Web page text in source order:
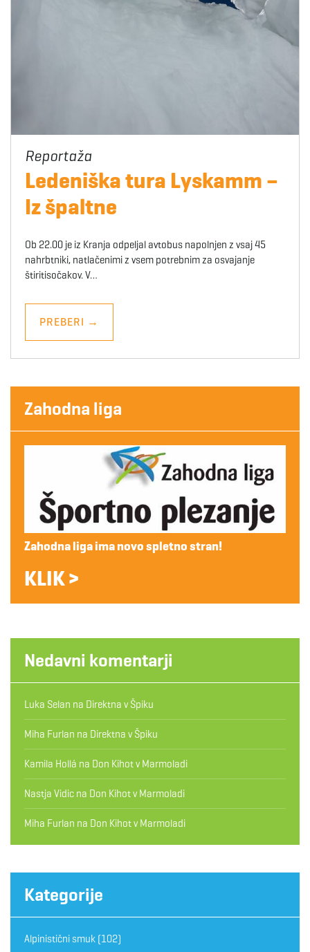
Ledeniška tura Lyskamm –
Iz špaltne
Ob 22.00 je iz Kranja odpeljal avtobus napolnjen z vsaj 45
nahrbtniki, natlačenimi z vsem potrebnim za osvajanje
štiritisočakov. V…
PREBERI →
Zahodna liga
Zahodna liga ima novo spletno stran!
KLIK >
Nedavni komentarji
Luka Selan na Direktna v Špiku
Miha Furlan na Direktna v Špiku
Kamila Hollá na Don Kihot v Marmoladi
Nastja Vidic na Don Kihot v Marmoladi
Miha Furlan na Don Kihot v Marmoladi
Kategorije
Alpinistični smuk (102)